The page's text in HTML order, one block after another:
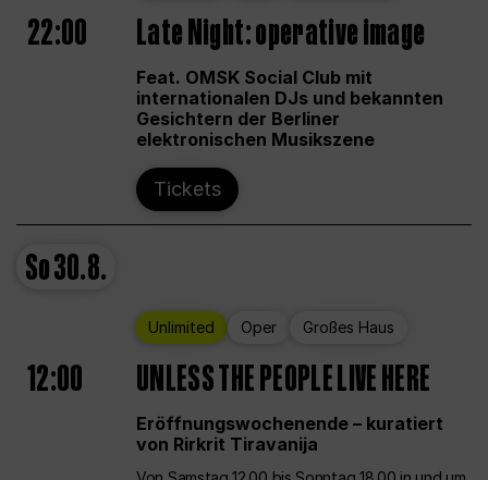
22:00 Late Night: operative image
Feat. OMSK Social Club mit
internationalen DJs und bekannten
Gesichtern der Berliner
elektronischen Musikszene
Tickets
So30.8.
Unlimited Oper Großes Haus
12:00 UNLESS THE PEOPLE LIVE HERE
Eröffnungswochenende – kuratiert
von Rirkrit Tiravanija